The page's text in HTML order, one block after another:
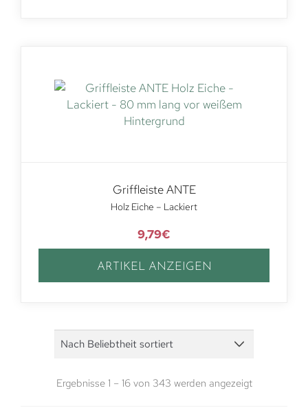
Griffleiste ANTE
Holz Eiche – Lackiert
9,79€
ARTIKEL ANZEIGEN
Ergebnisse 1 – 16 von 343 werden angezeigt